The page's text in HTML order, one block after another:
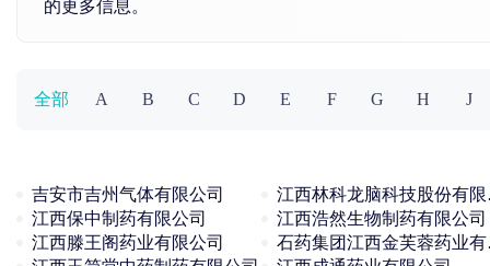
的更多信息。
全部 A B C D E F G H J
吉安市吉州气体有限公司
江
江西保中制药有限公司
江西浩然生物制药有限公司
江西滕王阁药业有限公司
石